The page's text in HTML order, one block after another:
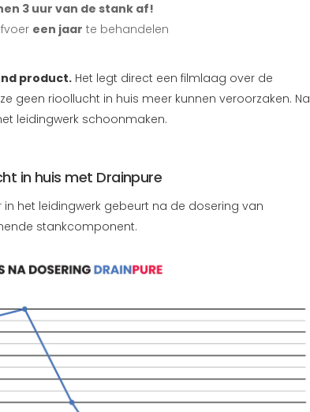
3 uur van de stank af!
een jaar te behandelen
product. Het legt direct een filmlaag over de
geen rioollucht in huis meer kunnen veroorzaken. Na
leidingwerk schoonmaken.
in huis met Drainpure
het leidingwerk gebeurt na de dosering van
stankcomponent.